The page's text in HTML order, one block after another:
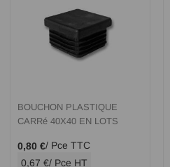
BOUCHON PLASTIQUE
CARRé 40X40 EN LOTS
0,80 €/ Pce TTC
0,67 €/ Pce HT